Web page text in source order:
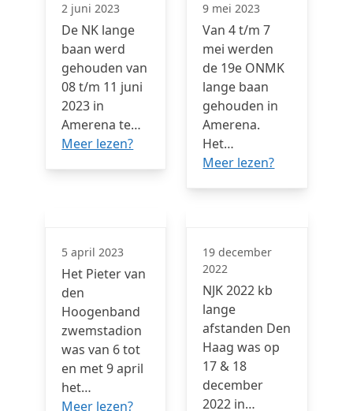
2 juni 2023
De NK lange
baan werd
gehouden van
08 t/m 11 juni
2023 in
Amerena te…
Meer lezen?
9 mei 2023
Van 4 t/m 7
mei werden
de 19e ONMK
lange baan
gehouden in
Amerena.
Het…
Meer lezen?
5 april 2023
Het Pieter van
den
Hoogenband
zwemstadion
was van 6 tot
en met 9 april
het…
Meer lezen?
19 december
2022
NJK 2022 kb
lange
afstanden Den
Haag was op
17 & 18
december
2022 in…